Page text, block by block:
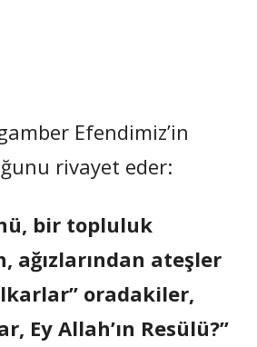
Efendimiz’in
rivayet eder:
bir topluluk
ağızlarından ateşler
oradakiler,
Ey Allah’ın Resülü?”